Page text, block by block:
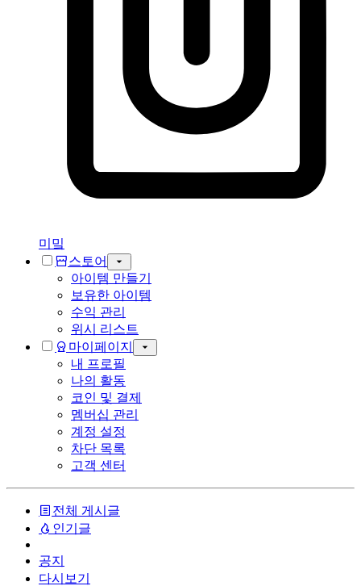
미밐
스토어
아이템 만들기
보유한 아이템
수익 관리
위시 리스트
마이페이지
내 프로필
나의 활동
코인 및 결제
멤버십 관리
계정 설정
차단 목록
고객 센터
전체 게시글
인기글
공지
다시보기